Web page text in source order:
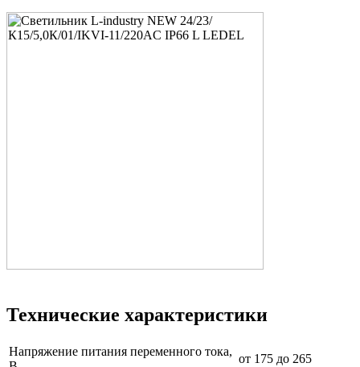
Технические характеристики
Напряжение питания переменного тока,
от 175 до 265